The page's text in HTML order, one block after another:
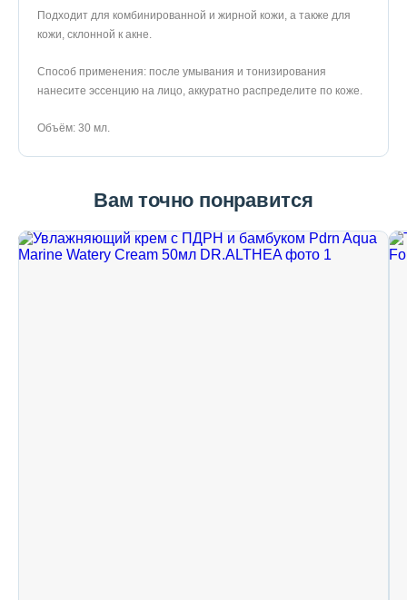
Подходит для комбинированной и жирной кожи, а также для
кожи, склонной к акне.
Способ применения: после умывания и тонизирования
нанесите эссенцию на лицо, аккуратно распределите по коже.
Объём: 30 мл.
Вам точно понравится